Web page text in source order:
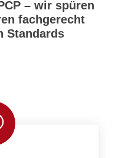
– wir spüren
fachgerecht
Standards